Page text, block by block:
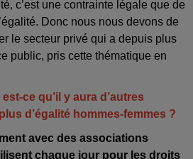
c’est une contrainte légale que de
Donc nous nous devons de
le secteur privé qui a depuis plus
public, pris cette thématique en
ce qu’il y aura d’autres
d’égalité hommes-femmes ?
avec des associations
chaque jour pour les droits